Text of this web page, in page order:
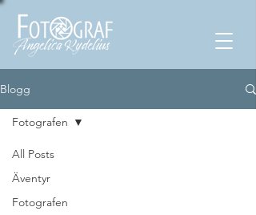
Blogg
All Posts
Äventyr
Fotografen
Fotografen